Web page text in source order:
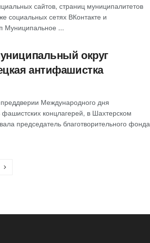
сайтов, страниц муниципалитетов
социальных сетях ВКонтакте и
...
округ
антифашистка
Международного дня
концлагерей, в Шахтерском
председатель благотворительного фонда